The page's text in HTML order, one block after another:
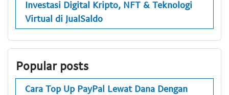
Investasi Digital Kripto, NFT & Teknologi
Virtual di JualSaldo
Popular posts
Cara Top Up PayPal Lewat Dana Dengan